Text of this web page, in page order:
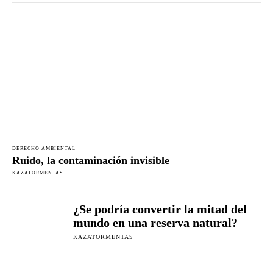
DERECHO AMBIENTAL
Ruido, la contaminación invisible
KAZATORMENTAS
¿Se podría convertir la mitad del
mundo en una reserva natural?
KAZATORMENTAS